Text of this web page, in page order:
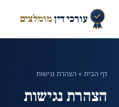
עורכי דיןמומלצים
דף הבית » הצהרת נגישות
הצהרת נגישות